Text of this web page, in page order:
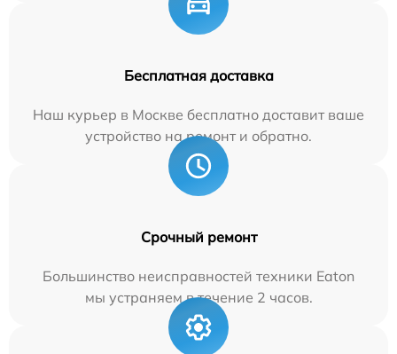
Бесплатная доставка
Наш курьер в Москве бесплатно доставит ваше
устройство на ремонт и обратно.
Срочный ремонт
Большинство неисправностей техники Eaton
мы устраняем в течение 2 часов.